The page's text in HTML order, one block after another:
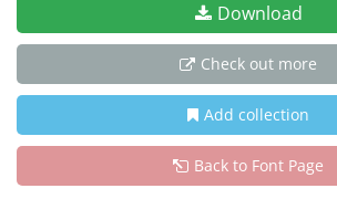
Download
Check out more
Add collection
Back to Font Page